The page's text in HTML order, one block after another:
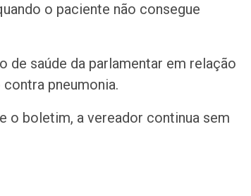
o paciente não consegue
de saúde da parlamentar em relação
pneumonia.
o boletim, a vereador continua sem
Maurício Manieri traz a